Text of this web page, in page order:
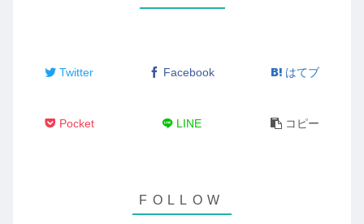
Twitter Facebook はてブ
Pocket LINE コピー